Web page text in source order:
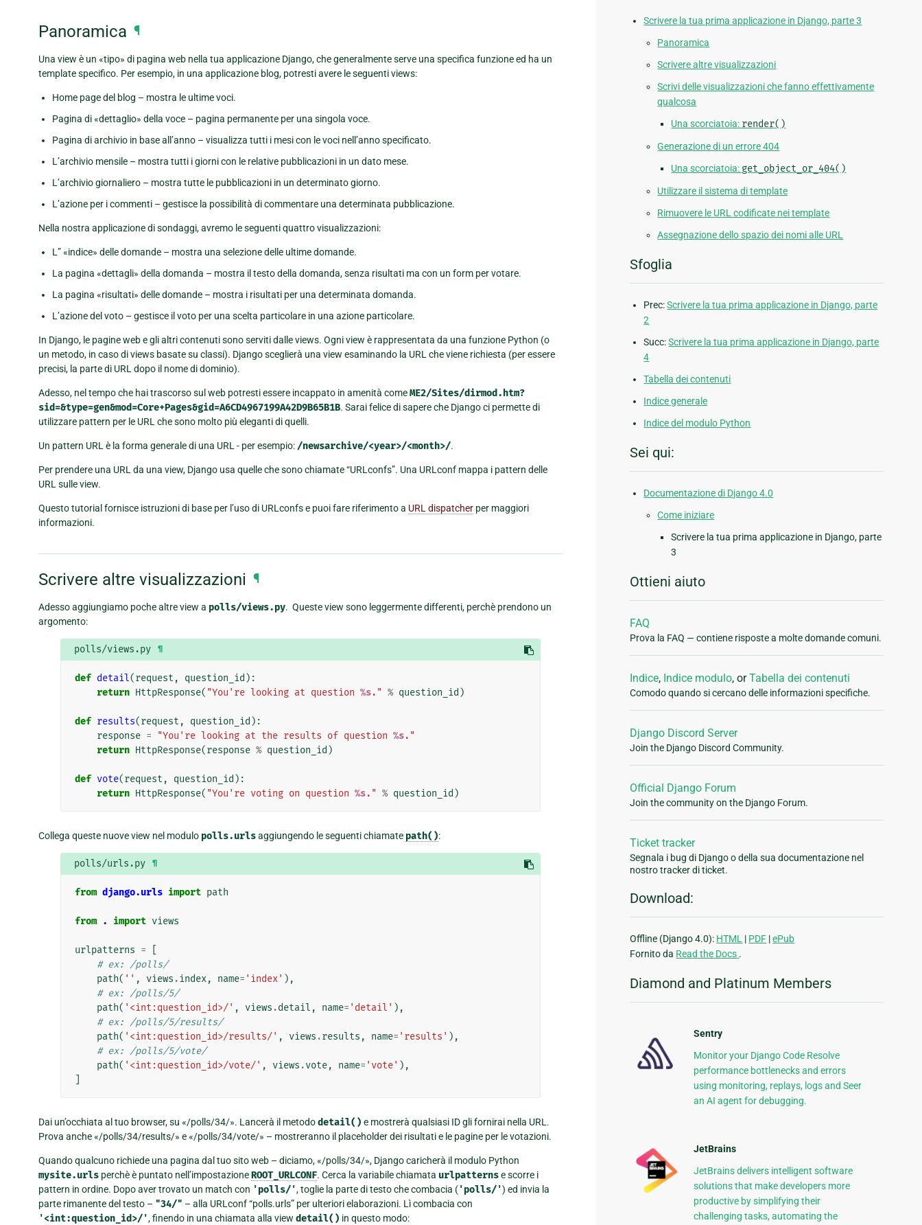
Panoramica ¶
Una view è un «tipo» di pagina web nella tua applicazione Django, che generalmente serve una specifica funzione ed ha un
template specifico. Per esempio, in una applicazione blog, potresti avere le seguenti views:
Home page del blog – mostra le ultime voci.
Pagina di «dettaglio» della voce – pagina permanente per una singola voce.
Pagina di archivio in base all’anno – visualizza tutti i mesi con le voci nell’anno specificato.
L’archivio mensile – mostra tutti i giorni con le relative pubblicazioni in un dato mese.
L’archivio giornaliero – mostra tutte le pubblicazioni in un determinato giorno.
L’azione per i commenti – gestisce la possibilità di commentare una determinata pubblicazione.
Nella nostra applicazione di sondaggi, avremo le seguenti quattro visualizzazioni:
L” «indice» delle domande – mostra una selezione delle ultime domande.
La pagina «dettagli» della domanda – mostra il testo della domanda, senza risultati ma con un form per votare.
La pagina «risultati» delle domande – mostra i risultati per una determinata domanda.
L’azione del voto – gestisce il voto per una scelta particolare in una azione particolare.
In Django, le pagine web e gli altri contenuti sono serviti dalle views. Ogni view è rappresentata da una funzione Python (o
un metodo, in caso di views basate su classi). Django sceglierà una view esaminando la URL che viene richiesta (per essere
precisi, la parte di URL dopo il nome di dominio).
Adesso, nel tempo che hai trascorso sul web potresti essere incappato in amenità comeME2/Sites/dirmod.htm?
sid=&type=gen&mod=Core+Pages&gid=A6CD4967199A42D9B65B1B. Sarai felice di sapere che Django ci permette di
utilizzare pattern per le URL che sono molto più eleganti di quelli.
Un pattern URL è la forma generale di una URL - per esempio: /newsarchive/<year>/<month>/.
Per prendere una URL da una view, Django usa quelle che sono chiamate “URLconfs”. Una URLconf mappa i pattern delle
URL sulle view.
Questo tutorial fornisce istruzioni di base per l’uso di URLconfs e puoi fare riferimento a URL dispatcher per maggiori
informazioni.
Scrivere altre visualizzazioni ¶
Adesso aggiungiamo poche altre view a polls/views.py. Queste view sono leggermente differenti, perchè prendono un
argomento:
polls/views.py ¶
def detail(request , question_id ):
return HttpResponse( "You're looking at question %s." % question_id )
def results(request , question_id ):
response = "You're looking at the results of question %s."
return HttpResponse(response % question_id )
def vote(request , question_id ):
return HttpResponse( "You're voting on question %s." % question_id )
Collega queste nuove view nel modulo polls.urlsaggiungendo le seguenti chiamate path():
polls/urls.py ¶
from django.urls import path
from . import views
urlpatterns =
# ex: /polls/
path( '' , views .index, name= 'index' ),
# ex: /polls/5/
path( '<int:question_id>/' , views .detail , name= 'detail' ),
# ex: /polls/5/results/
path( '<int:question_id>/results/' , views .results , name= 'results' ),
# ex: /polls/5/vote/
path( '<int:question_id>/vote/' , views .vote, name= 'vote' ),
Dai un’occhiata al tuo browser, su «/polls/34/». Lancerà il metododetail() e mostrerà qualsiasi ID gli fornirai nella URL.
Prova anche «/polls/34/results/» e «/polls/34/vote/» – mostreranno il placeholder dei risultati e le pagine per le votazioni.
Quando qualcuno richiede una pagina dal tuo sito web – diciamo, «/polls/34/», Django caricherà il modulo Python
mysite.urls perchè è puntato nell’impostazioneROOT_URLCONF. Cerca la variabile chiamata urlpatternse scorre i
pattern in ordine. Dopo aver trovato un match con 'polls/', toglie la parte di testo che combacia ('polls/') ed invia la
parte rimanente del testo – "34/" – alla URLconf “polls.urls” per ulteriori elaborazioni. Lì combacia con
'<int:question_id>/', finendo in una chiamata alla view detail() in questo modo:
Scrivere la tua prima applicazione in Django, parte 3
Panoramica
Scrivere altre visualizzazioni
Scrivi delle visualizzazioni che fanno effettivamente
qualcosa
Una scorciatoia: render()
Generazione di un errore 404
Una scorciatoia: get_object_or_404()
Utilizzare il sistema di template
Rimuovere le URL codificate nei template
Assegnazione dello spazio dei nomi alle URL
Sfoglia
Prec:Scrivere la tua prima applicazione in Django, parte
2
Succ:Scrivere la tua prima applicazione in Django, parte
4
Tabella dei contenuti
Indice generale
Indice del modulo Python
Sei qui:
Documentazione di Django 4.0
Come iniziare
Scrivere la tua prima applicazione in Django, parte
3
Ottieni aiuto
FAQ
Prova la FAQ — contiene risposte a molte domande comuni.
Indice, Indice modulo, orTabella dei contenuti
Comodo quando si cercano delle informazioni specifiche.
Django Discord Server
Join the Django Discord Community.
Official Django Forum
Join the community on the Django Forum.
Ticket tracker
Segnala i bug di Django o della sua documentazione nel
nostro tracker di ticket.
Download:
Offline (Django 4.0): HTML | PDF |ePub
Fornito da Read the Docs .
Diamond and Platinum Members
Sentry
Monitor your Django Code Resolve
performance bottlenecks and errors
using monitoring, replays, logs and Seer
an AI agent for debugging.
JetBrains
JetBrains delivers intelligent software
solutions that make developers more
productive by simplifying their
challenging tasks, automating the